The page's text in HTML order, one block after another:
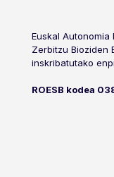
Euskal Autonomia
Zerbitzu Bioziden
inskribatutako
ROESB kodea